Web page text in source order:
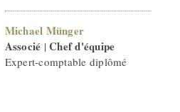
Michael Münger
Associé |Chef d'équipe
Expert-comptable diplômé